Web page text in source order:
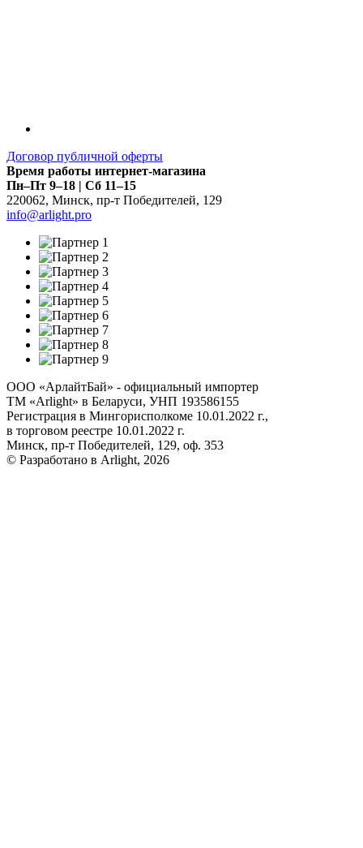
Договор публичной оферты
Время работы интернет-магазина
Пн–Пт 9–18 | Сб 11–15
220062, Минск, пр-т Победителей, 129
info@arlight.pro
ООО «АрлайтБай» - официальный импортер
ТМ «Arlight» в Беларуси, УНП 193586155
Регистрация в Мингорисполкоме 10.01.2022 г.,
в торговом реестре 10.01.2022 г.
Минск, пр-т Победителей, 129, оф. 353
© Разработано в Arlight, 2026